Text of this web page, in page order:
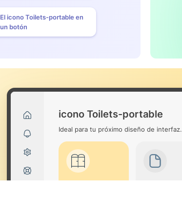
El icono Toilets-portable en
un botón
icono Toilets-portable
Ideal para tu próximo diseño de interfaz.